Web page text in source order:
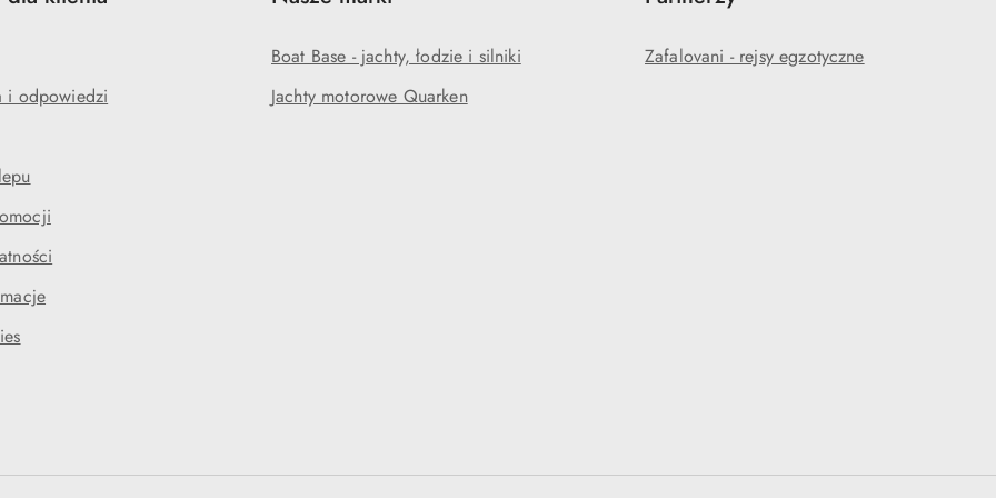
i odpowiedzi
Boat Base - jachty, łodzie i silniki
Jachty motorowe Quarken
Zafalovani - rejsy egzotyczne